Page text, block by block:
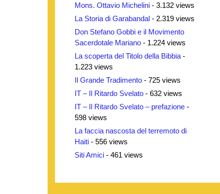
Mons. Ottavio Michelini - 3.132 views
La Storia di Garabandal - 2.319 views
Don Stefano Gobbi e il Movimento
Sacerdotale Mariano - 1.224 views
La scoperta del Titolo della Bibbia -
1.223 views
Il Grande Tradimento - 725 views
IT – Il Ritardo Svelato - 632 views
IT – Il Ritardo Svelato – prefazione -
598 views
La faccia nascosta del terremoto di
Haiti - 556 views
Siti Amici - 461 views